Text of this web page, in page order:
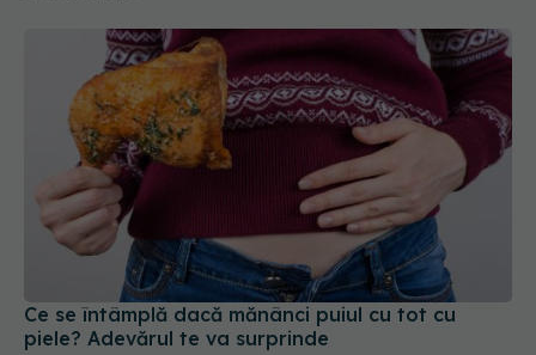
Ce se întâmplă dacă mănânci puiul cu tot cu
piele? Adevărul te va surprinde